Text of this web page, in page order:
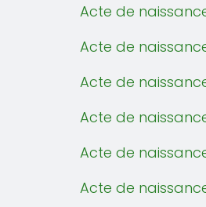
Acte de naissance
Acte de naissance
Acte de
Acte de naissance
Acte de naissance
Acte de naissance